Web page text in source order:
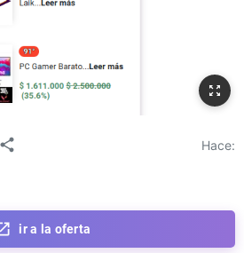
Hace:
ir a la oferta